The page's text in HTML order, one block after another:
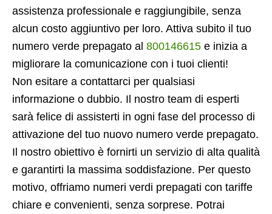
assistenza professionale e raggiungibile, senza
alcun costo aggiuntivo per loro. Attiva subito il tuo
numero verde prepagato al 800146615 e inizia a
migliorare la comunicazione con i tuoi clienti!
Non esitare a contattarci per qualsiasi
informazione o dubbio. Il nostro team di esperti
sarà felice di assisterti in ogni fase del processo di
attivazione del tuo nuovo numero verde prepagato.
Il nostro obiettivo è fornirti un servizio di alta qualità
e garantirti la massima soddisfazione. Per questo
motivo, offriamo numeri verdi prepagati con tariffe
chiare e convenienti, senza sorprese. Potrai